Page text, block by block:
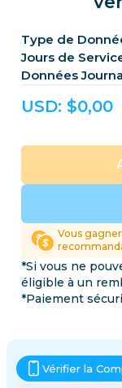
Type de
Jours de
Données
USD: $0,00
Vous
*Si vous ne
éligible à un
*Paiement
Vérifier la